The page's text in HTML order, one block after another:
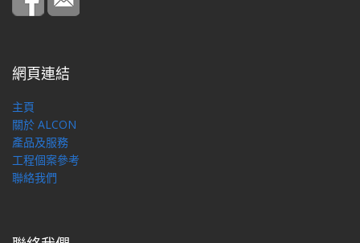
網頁連結
主頁
關於 ALCON
產品及服務
工程個案參考
聯絡我們